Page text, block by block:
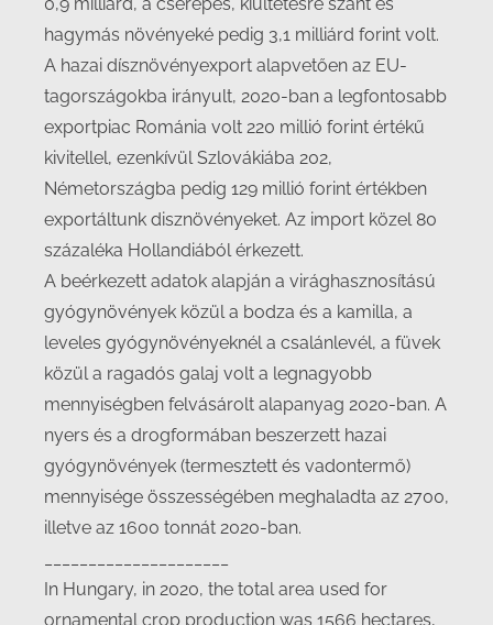
0,9 milliárd, a cserepes, kiültetésre szánt és
hagymás növényeké pedig 3,1 milliárd forint volt.
A hazai dísznövényexport alapvetően az EU-
tagországokba irányult, 2020-ban a legfontosabb
exportpiac Románia volt 220 millió forint értékű
kivitellel, ezenkívül Szlovákiába 202,
Németországba pedig 129 millió forint értékben
exportáltunk disznövényeket. Az import közel 80
százaléka Hollandiából érkezett.
A beérkezett adatok alapján a virághasznosítású
gyógynövények közül a bodza és a kamilla, a
leveles gyógynövényeknél a csalánlevél, a füvek
közül a ragadós galaj volt a legnagyobb
mennyiségben felvásárolt alapanyag 2020-ban. A
nyers és a drogformában beszerzett hazai
gyógynövények (termesztett és vadontermő)
mennyisége összességében meghaladta az 2700,
illetve az 1600 tonnát 2020-ban.
In Hungary, in 2020, the total area used for
ornamental crop production was 1566 hectares,